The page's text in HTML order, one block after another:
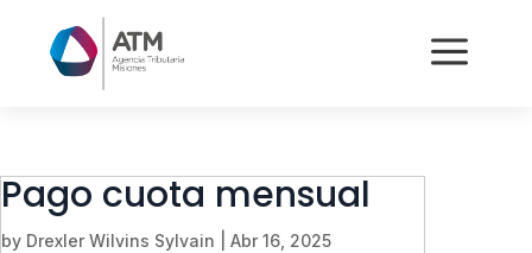
a
Pago cuota mensual
by Drexler Wilvins Sylvain Abr 16, 2025